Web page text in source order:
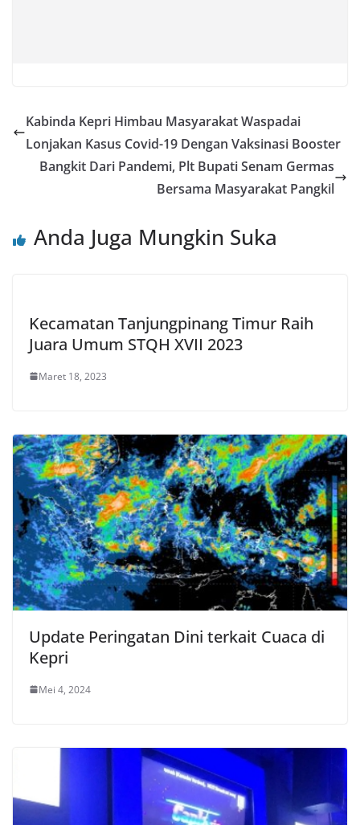
Kabinda Kepri Himbau Masyarakat Waspadai
Lonjakan Kasus Covid-19 Dengan Vaksinasi Booster
Bangkit Dari Pandemi, Plt Bupati Senam Germas
Bersama Masyarakat Pangkil
Anda Juga Mungkin Suka
Kecamatan Tanjungpinang Timur Raih
Juara Umum STQH XVII 2023
Maret 18, 2023
Update Peringatan Dini terkait Cuaca di
Kepri
Mei 4, 2024